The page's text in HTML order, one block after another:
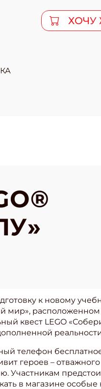
ХОЧУ
к новому
мир», расположенном
квест LEGO
телефон
героев – отважного
Участникам
в магазине особые